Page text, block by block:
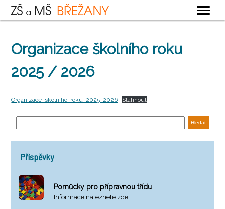
ZÁKLADNÍ ŠKOLA
MATEŘSKÁ ŠKOLA
KONTAKTY
Organizace školního roku
2025 / 2026
Organizace_skolniho_roku_2025_2026 Stáhnout
Příspěvky
Pomůcky pro přípravnou třídu
Informace naleznete zde.